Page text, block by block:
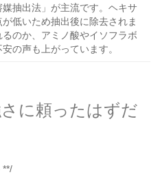
抽出法」が主流です。ヘキサ
低いため抽出後に除去されま
のか、アミノ酸やイソフラボ
の声も上がっています。
に頼ったはずだ
**/